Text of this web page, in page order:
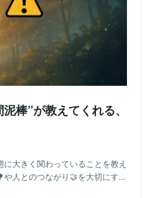
棒”が教えてくれる、
大きく関わっていることを教え
人とのつながり🤝を大切にす...